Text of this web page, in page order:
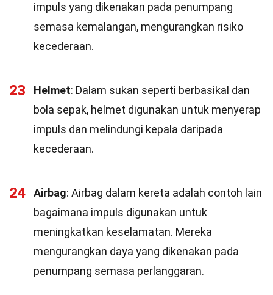
impuls yang dikenakan pada penumpang
semasa kemalangan, mengurangkan risiko
kecederaan.
23 Helmet: Dalam sukan seperti berbasikal dan
bola sepak, helmet digunakan untuk menyerap
impuls dan melindungi kepala daripada
kecederaan.
24 Airbag: Airbag dalam kereta adalah contoh lain
bagaimana impuls digunakan untuk
meningkatkan keselamatan. Mereka
mengurangkan daya yang dikenakan pada
penumpang semasa perlanggaran.